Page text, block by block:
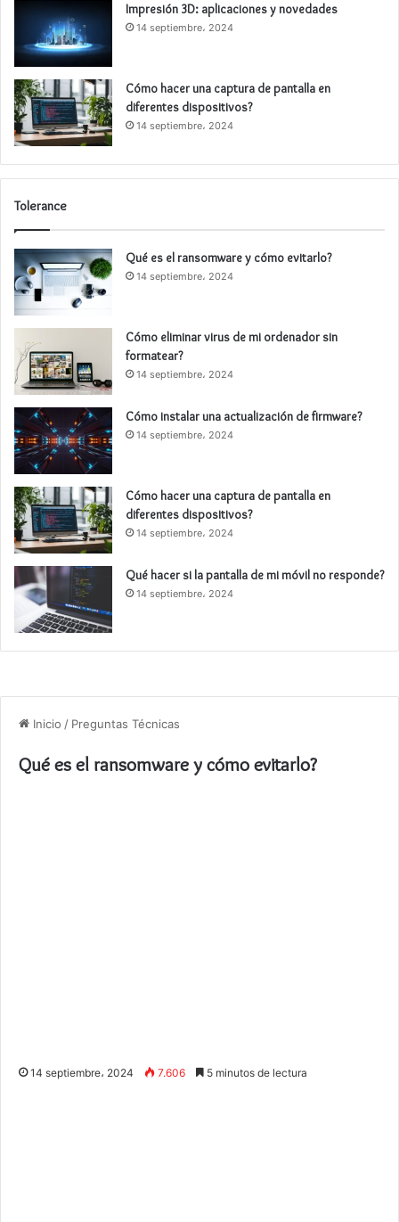
Impresión 3D: aplicaciones y novedades
14 septiembre، 2024
Cómo hacer una captura de pantalla en
diferentes dispositivos?
14 septiembre، 2024
Tolerance
Qué es el ransomware y cómo evitarlo?
14 septiembre، 2024
Cómo eliminar virus de mi ordenador sin
formatear?
14 septiembre، 2024
Cómo instalar una actualización de firmware?
14 septiembre، 2024
Cómo hacer una captura de pantalla en
diferentes dispositivos?
14 septiembre، 2024
Qué hacer si la pantalla de mi móvil no responde?
14 septiembre، 2024